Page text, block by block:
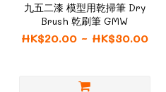
九五二漆 模型用乾掃筆 Dry
Brush 乾刷筆 GMW
HK$20.00 ~ HK$30.00